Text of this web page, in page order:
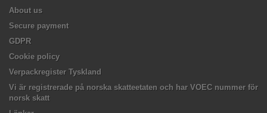
About us
Secure payment
GDPR
Cookie policy
Verpackregister Tyskland
Vi är registrerade på norska skatteetaten och har VOEC nummer för
norsk skatt